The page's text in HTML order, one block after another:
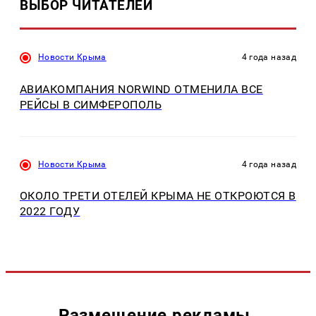
ВЫБОР ЧИТАТЕЛЕЙ
Новости Крыма 4 года назад
АВИАКОМПАНИЯ NORWIND ОТМЕНИЛА ВСЕ
РЕЙСЫ В СИМФЕРОПОЛЬ
Новости Крыма 4 года назад
ОКОЛО ТРЕТИ ОТЕЛЕЙ КРЫМА НЕ ОТКРОЮТСЯ В
2022 ГОДУ